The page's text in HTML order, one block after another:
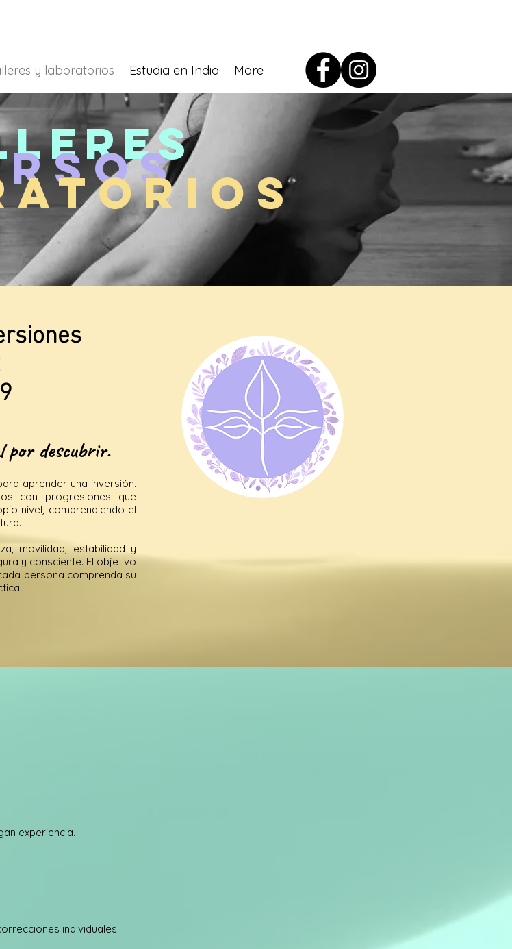
y laboratorios Estudia en India More
por descubrir.
aprender una inversión.
con progresiones que
nivel, comprendiendo el
movilidad, estabilidad y
y consciente. El objetivo
persona comprenda su
experiencia.
individuales.